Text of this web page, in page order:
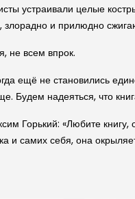
устраивали целые
злорадно и прилюдно
не всем впрок.
ещё не становились
Будем надеяться, что
Горький: «Любите
и самих себя, она